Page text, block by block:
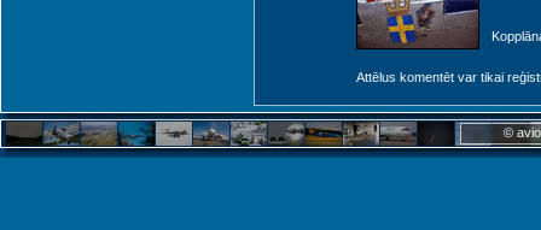
Attēlus komentēt var tikai
©